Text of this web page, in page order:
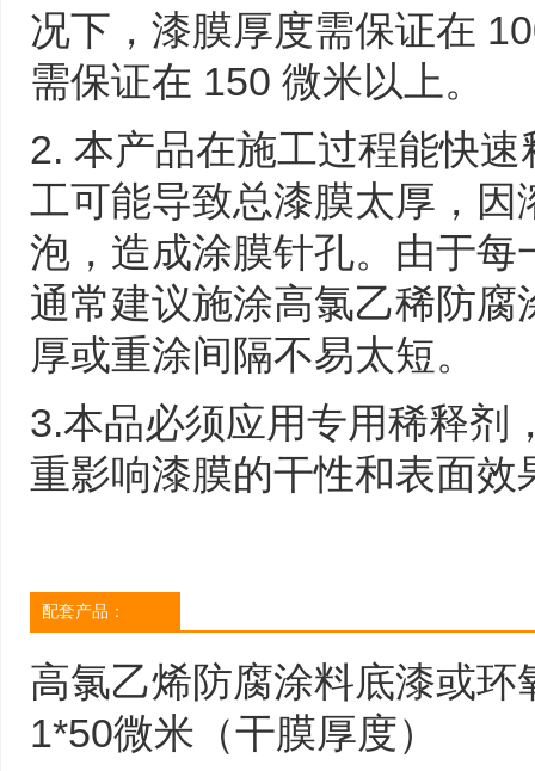
况下，漆膜厚度需保证在
需保证在 150 微米以上。
2. 本产品在施工过程能快
工可能导致总漆膜太厚，因
泡，造成涂膜针孔。由于
通常建议施涂高氯乙稀防
厚或重涂间隔不易太短。
3.本品必须应用专用稀释剂
重影响漆膜的干性和表面效
配套产品：
高氯乙烯防腐涂料底漆或
1*50微米（干膜厚度）
中，成都新机场规模仅次
新机场总投资692.63亿
475.5亿元，空管工程
13.93亿元，航空公司基